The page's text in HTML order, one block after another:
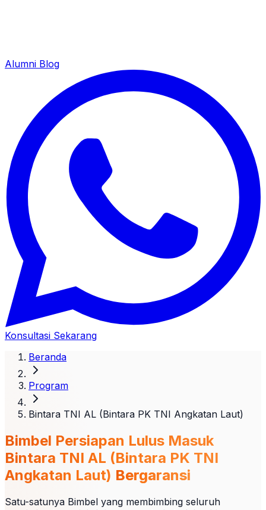
Alumni Blog
Konsultasi Sekarang
Beranda
Program
Bintara TNI AL (Bintara PK TNI Angkatan Laut)
Bimbel Persiapan Lulus Masuk
Bintara TNI AL (Bintara PK TNI
Angkatan Laut) Bergaransi
Satu-satunya Bimbel yang membimbing seluruh